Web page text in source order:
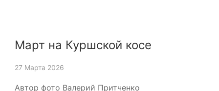
Март на Куршской косе
27 Марта 2026
Автор фото Валерий Притченко